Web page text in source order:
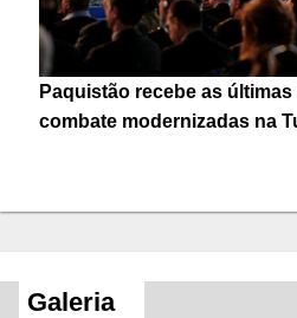
Paquistão recebe as
combate modernizadas na
Galeria